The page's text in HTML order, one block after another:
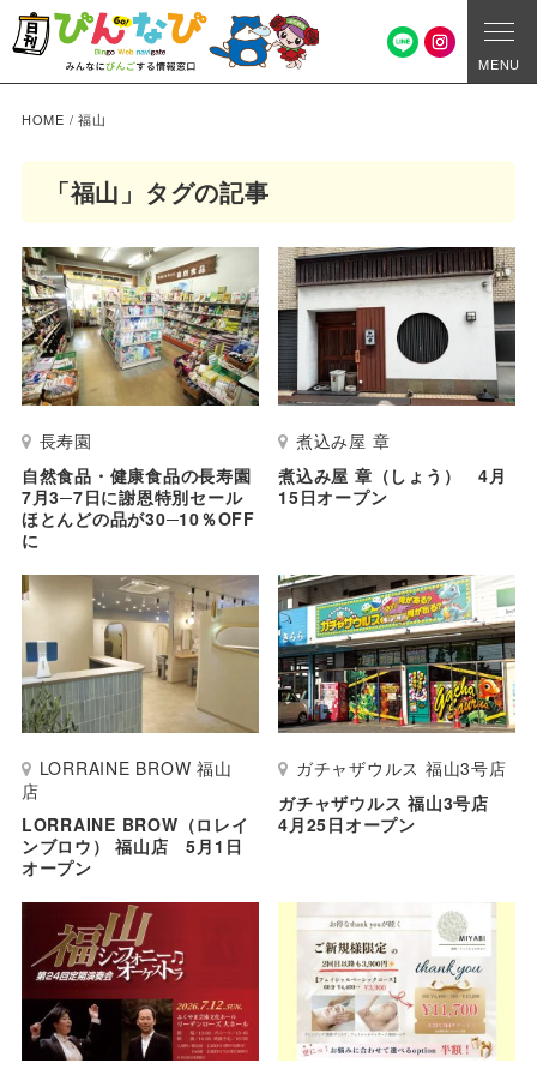
MENU
HOME /福山
「福山」タグの記事
長寿園
自然食品・健康食品の長寿園
7月3─7日に謝恩特別セール
ほとんどの品が30─10％OFF
に
煮込み屋 章
煮込み屋 章（しょう） 4月
15日オープン
LORRAINE BROW 福山
店
LORRAINE BROW（ロレイ
ンブロウ） 福山店 5月1日
オープン
ガチャザウルス 福山3号店
ガチャザウルス 福山3号店
4月25日オープン